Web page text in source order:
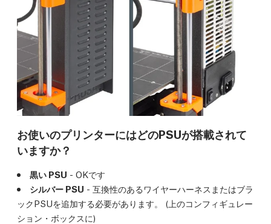
お使いのプリンターにはどのPSUが搭載されて
いますか？
黒い PSU - OKです
シルバー PSU - 互換性のあるワイヤーハーネスまたはブラ
ックPSUを追加する必要があります。 (上のコンフィギュレー
ション・ボックスに)